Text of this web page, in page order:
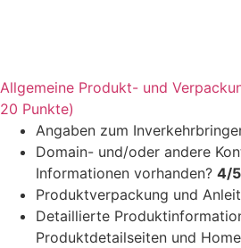
Allgemeine Produkt- und
20 Punkte)
Angaben zum
Domain- und/oder andere
Informationen vorhanden? 4/
Produktverpackung und
Detaillierte
Produktdetailseiten und